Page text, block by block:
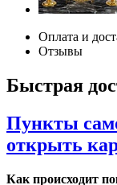
Оплата и
Отзывы
Быстрая
Пункты
открыть
Как происходит